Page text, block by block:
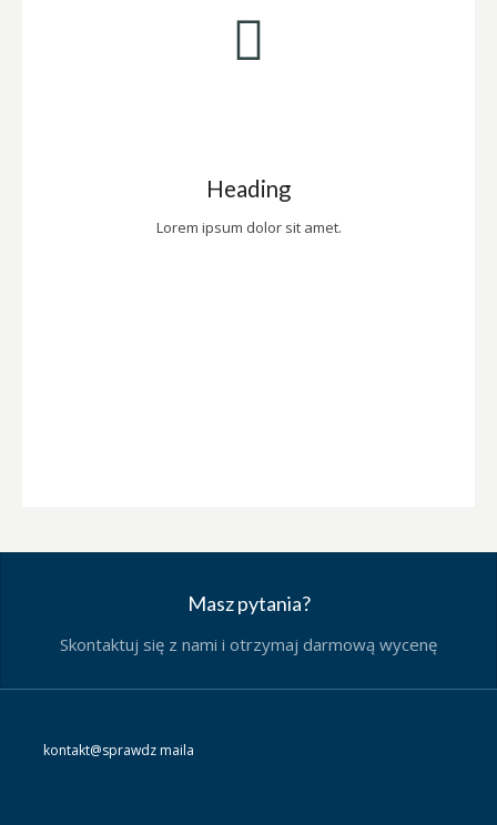
Heading
Lorem ipsum dolor sit amet.
Masz pytania?
Skontaktuj się z nami i otrzymaj darmową wycenę
kontakt@sprawdz maila